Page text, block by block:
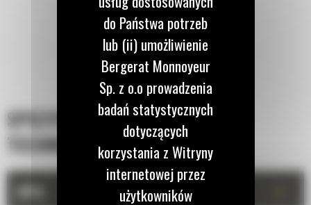
SPECYFIKACJA
TECHNICZNA
do Państwa potrzeb
lub (ii) umożliwienie
Bergerat Monnoyeur
Sp. z o.o prowadzenia
badań statystycznych
dotyczących
korzystania z Witryny
internetowej przez
użytkowników